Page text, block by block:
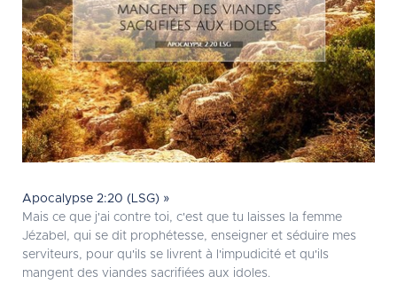
Apocalypse 2:20 (LSG) »
Mais ce que j'ai contre toi, c'est que tu laisses la femme
Jézabel, qui se dit prophétesse, enseigner et séduire mes
serviteurs, pour qu'ils se livrent à l'impudicité et qu'ils
mangent des viandes sacrifiées aux idoles.